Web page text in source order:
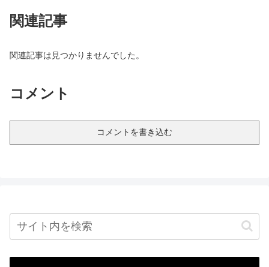
関連記事
関連記事は見つかりませんでした。
コメント
コメントを書き込む